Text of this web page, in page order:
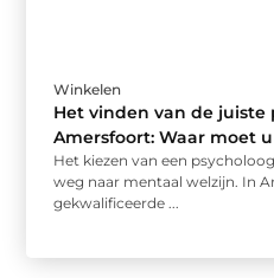
Winkelen
Het vinden van de juiste
Amersfoort: Waar moet
Het kiezen van een
weg naar mentaal welzijn. In
gekwalificeerde ...